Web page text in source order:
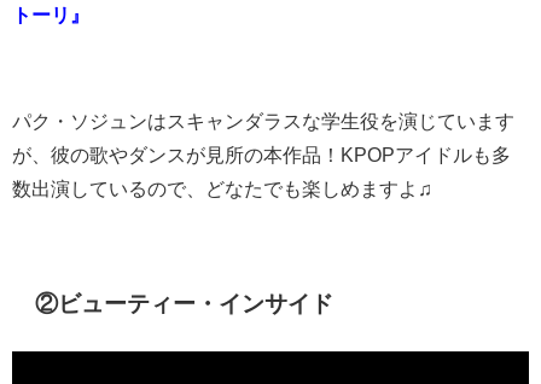
トーリ』
パク・ソジュンはスキャンダラスな学生役を演じています
が、彼の歌やダンスが見所の本作品！KPOPアイドルも多
数出演しているので、どなたでも楽しめますよ♫
②ビューティー・インサイド